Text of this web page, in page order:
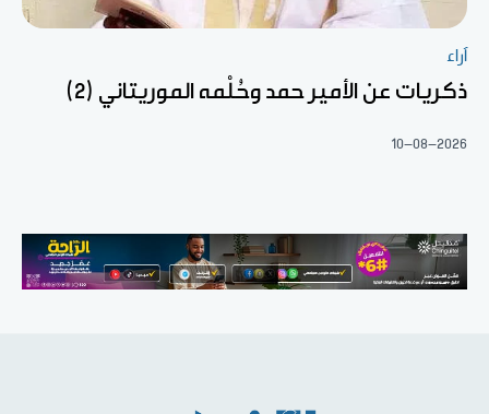
آراء
ذكريات عن الأمير حمد وحُلْمه الموريتاني (2)
10-08-2026